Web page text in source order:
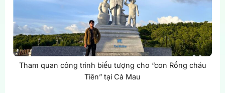
Tham quan công trình biểu tượng cho “con Rồng cháu
Tiên” tại Cà Mau